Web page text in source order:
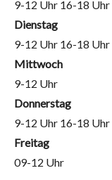
9-12 Uhr 16-18 Uhr
Dienstag
9-12 Uhr 16-18 Uhr
Mittwoch
9-12 Uhr
Donnerstag
9-12 Uhr 16-18 Uhr
Freitag
09-12 Uhr